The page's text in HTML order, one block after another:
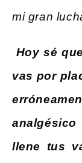
mi gran
Hoy sé
vas por
llene tus